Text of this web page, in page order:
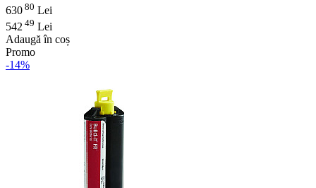
630 80 Lei
542 49 Lei
Adaugă în coș
Promo
-14%